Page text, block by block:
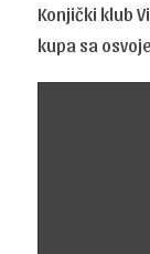
Konjički klub
kupa sa